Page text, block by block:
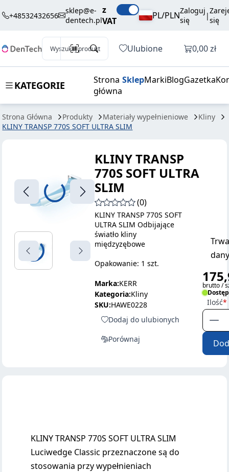
+48532432656
sklep@e-
dentech.pl
z
VAT
PL/PLNZaloguj
się
|się
Wyszukaj produkt Ulubione Otwórz
0,00 zł
KATEGORIE
Strona
główna
SklepMarkiBlogGazetka
Strona Główna Produkty Materiały wypełnieniowe
Kliny
KLINY TRANSP 770S SOFT ULTRA SLIM
770S SOFT
ULTRA SLIM
brutto / szt.
KLINY TRANSP
770S SOFT ULTRA
SLIM
(0)
KLINY TRANSP 770S SOFT
ULTRA SLIM Odbijające
światło kliny
międzyzębowe
Opakowanie: 1 szt.
Marka:KERR
Kategoria:Kliny
SKU:HAWE0228
Dodaj do ulubionych
Porównaj
brutto /
Ilość
KLINY TRANSP 770S SOFT ULTRA SLIM
Luciwedge Classic przeznaczone są do
stosowania przy wypełnieniach